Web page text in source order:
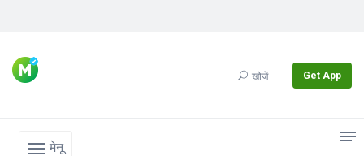
खोजें Get App
मेनू